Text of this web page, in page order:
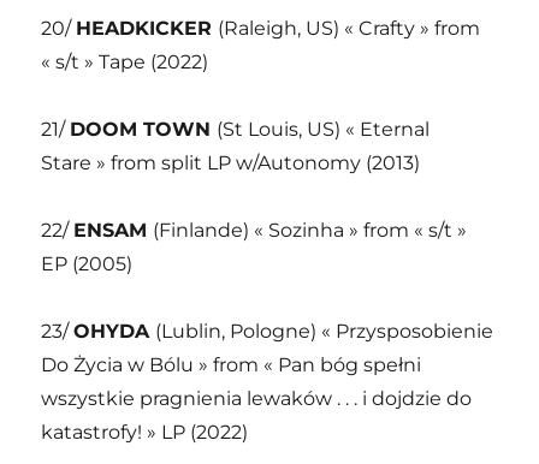
20/ HEADKICKER (Raleigh, US) « Crafty » from
« s/t » Tape (2022)
21/ DOOM TOWN (St Louis, US) « Eternal
Stare » from split LP w/Autonomy (2013)
22/ ENSAM (Finlande) « Sozinha » from « s/t »
EP (2005)
23/OHYDA (Lublin, Pologne) « Przysposobienie
Do Życia w Bólu » from « Pan bóg spełni
wszystkie pragnienia lewaków . . . i dojdzie do
katastrofy! » LP (2022)